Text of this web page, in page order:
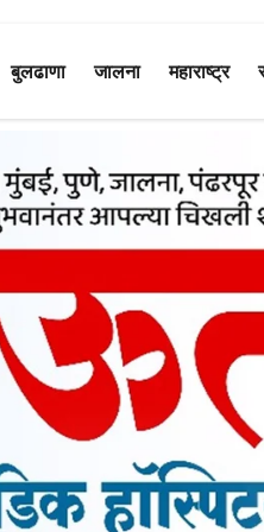
बुलढाणा जालना महाराष्ट्र